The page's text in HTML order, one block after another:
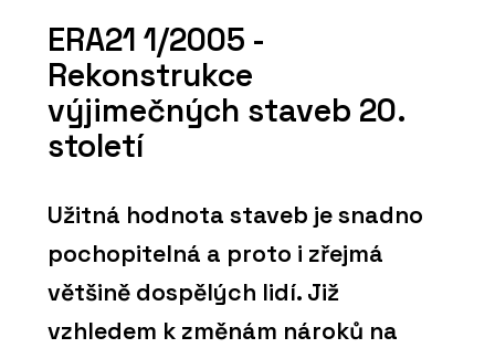
ERA21 1/2005 -
Rekonstrukce
výjimečných staveb 20.
století
Užitná hodnota staveb je snadno
pochopitelná a proto i zřejmá
většině dospělých lidí. Již
vzhledem k změnám nároků na